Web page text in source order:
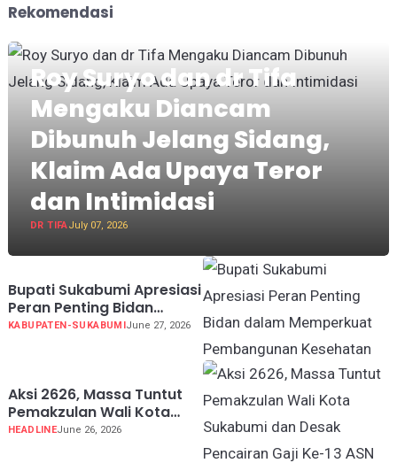
Rekomendasi
Roy Suryo dan dr Tifa
Mengaku Diancam
Dibunuh Jelang Sidang,
Klaim Ada Upaya Teror
dan Intimidasi
DR TIFAJuly 07, 2026
Bupati Sukabumi Apresiasi
Peran Penting Bidan
dalam Memperkuat
KABUPATEN-SUKABUMI June 27, 2026
Aksi 2626, Massa Tuntut
Pemakzulan Wali Kota
Sukabumi dan Desak
HEADLINEJune 26, 2026